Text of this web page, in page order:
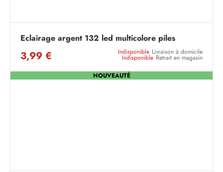
Eclairage argent 132 led multicolore piles
3,99 € Indisponible Livraison à domicile
Indisponible Retrait en magasin
NOUVEAUTÉ